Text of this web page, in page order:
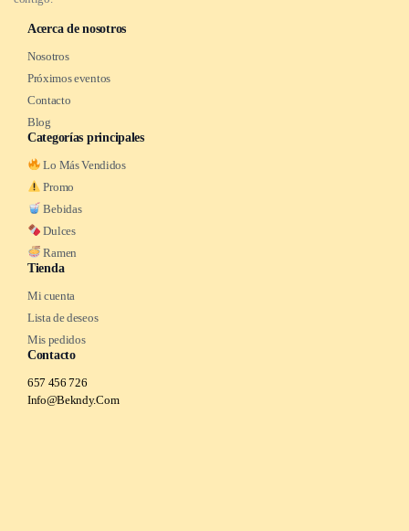
Acerca de nosotros
Nosotros
Próximos eventos
Contacto
Blog
Categorías principales
Lo Más Vendidos
Promo
Bebidas
Dulces
Ramen
Tienda
Mi cuenta
Lista de deseos
Mis pedidos
Contacto
657 456 726
Info@Bekndy.Com